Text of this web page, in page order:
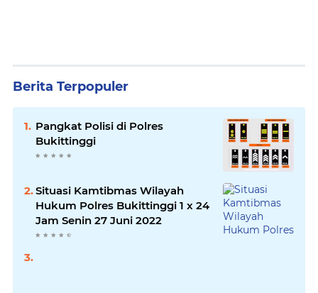
Berita Terpopuler
Pangkat Polisi di Polres
Bukittinggi
Situasi Kamtibmas Wilayah
Hukum Polres Bukittinggi 1 x 24
Jam Senin 27 Juni 2022